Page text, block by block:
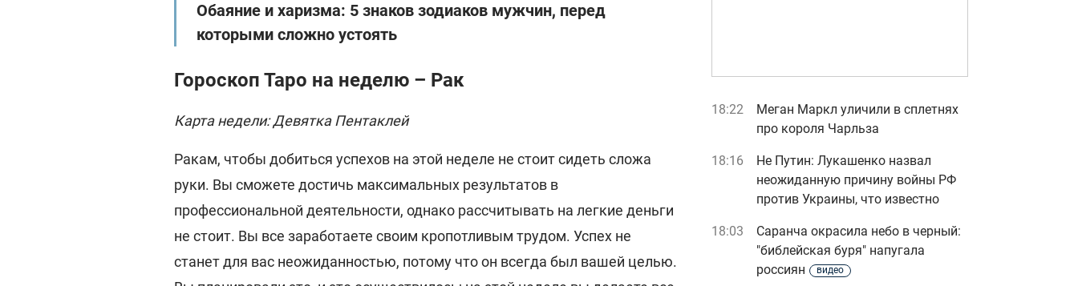
Обаяние и харизма: 5 знаков зодиаков мужчин, перед
которыми сложно устоять
Гороскоп Таро на неделю – Рак
Карта недели: Девятка Пентаклей
Ракам, чтобы добиться успехов на этой неделе не стоит сидеть сложа
руки. Вы сможете достичь максимальных результатов в
профессиональной деятельности, однако рассчитывать на легкие деньги
не стоит. Вы все заработаете своим кропотливым трудом. Успех не
станет для вас неожиданностью, потому что он всегда был вашей целью.
18:22
Меган Маркл уличили в сплетнях
про короля Чарльза
18:16
Не Путин: Лукашенко назвал
неожиданную причину войны РФ
против Украины, что известно
18:03
Саранча окрасила небо в черный:
"библейская буря" напугала
россиян
видео